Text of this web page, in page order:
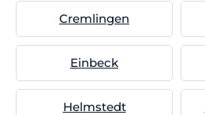
Cremlingen
Einbeck
Helmstedt